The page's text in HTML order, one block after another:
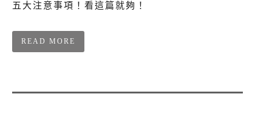
五大注意事項！看這篇就夠！
READ MORE